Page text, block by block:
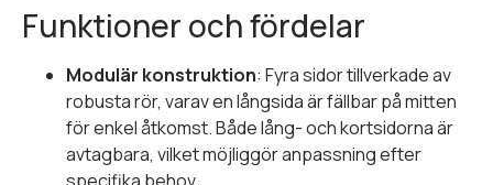
Funktioner och fördelar
Modulär konstruktion: Fyra sidor tillverkade av
robusta rör, varav en långsida är fällbar på mitten
för enkel åtkomst. Både lång- och kortsidorna är
avtagbara, vilket möjliggör anpassning efter